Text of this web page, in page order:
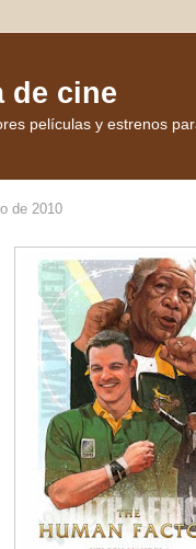
de cine
películas y estrenos
de 2010